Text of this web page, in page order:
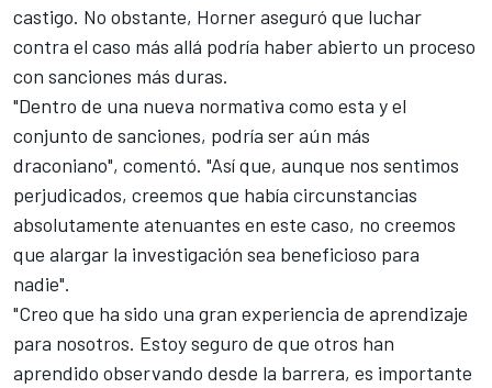
castigo. No obstante, Horner aseguró que luchar
contra el caso más allá podría haber abierto un proceso
con sanciones más duras.
"Dentro de una nueva normativa como esta y el
conjunto de sanciones, podría ser aún más
draconiano", comentó. "Así que, aunque nos sentimos
perjudicados, creemos que había circunstancias
absolutamente atenuantes en este caso, no creemos
que alargar la investigación sea beneficioso para
nadie".
"Creo que ha sido una gran experiencia de aprendizaje
para nosotros. Estoy seguro de que otros han
aprendido observando desde la barrera, es importante